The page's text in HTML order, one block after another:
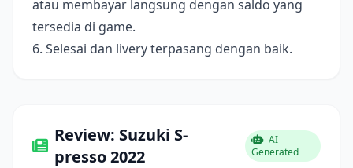
atau membayar langsung dengan saldo yang
tersedia di game.
6. Selesai dan livery terpasang dengan baik.
Review: Suzuki S-
presso 2022
AI
Generated